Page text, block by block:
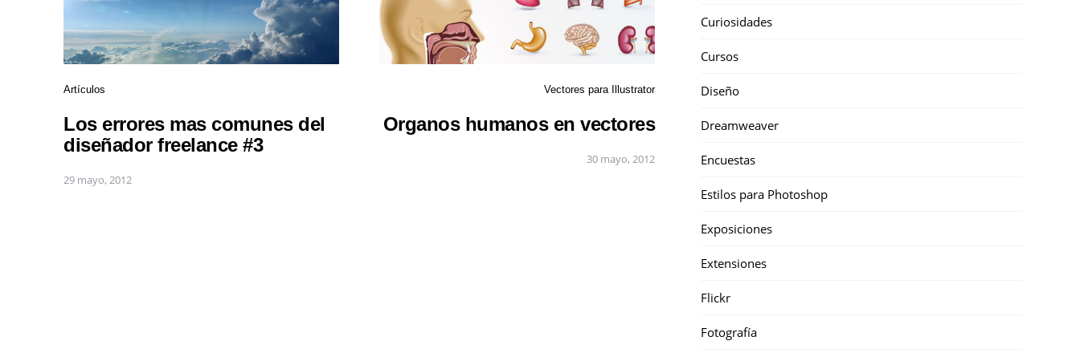
Artículos
Los errores mas comunes del
diseñador freelance #3
29 mayo, 2012
Vectores para Illustrator
Organos humanos en vectores
30 mayo, 2012
Curiosidades
Cursos
Diseño
Dreamweaver
Encuestas
Estilos para Photoshop
Exposiciones
Extensiones
Flickr
Fotografía